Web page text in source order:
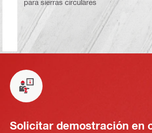
para sierras circulares
Solicitar demostración en